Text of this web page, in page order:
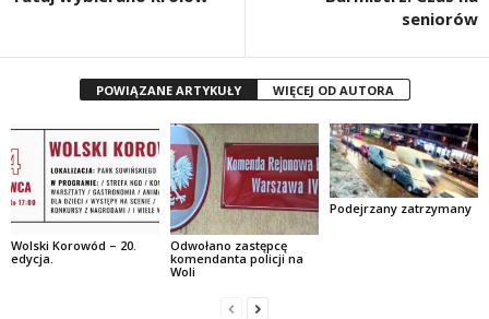
seniorów
POWIĄZANE ARTYKUŁY WIĘCEJ OD AUTORA
Wolski Korowód – 20.
edycja.
Odwołano zastępcę
komendanta policji na
Woli
Podejrzany zatrzymany